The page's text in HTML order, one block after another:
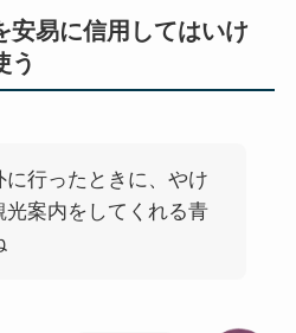
安易に信用してはいけ
う
に行ったときに、やけ
光案内をしてくれる青